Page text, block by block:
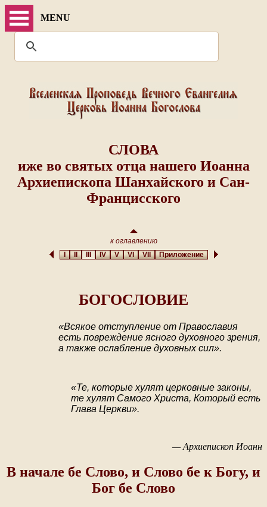
MENU
СЛОВА
иже во святых отца нашего Иоанна
Архиепископа Шанхайского и Сан-
Францисского
к оглавлению
III III IVVVIVIIПриложение
БОГОСЛОВИЕ
«Всякое отступление от Православия
есть повреждение ясного духовного зрения,
а также ослабление духовных сил».
«Те, которые хулят церковные законы,
те хулят Самого Христа, Который есть
Глава Церкви».
— Архиепископ Иоанн
В начале бе Слово, и Слово бе к Богу, и
Бог бе Слово